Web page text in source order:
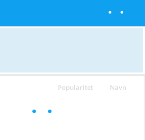
Popularitet Navn